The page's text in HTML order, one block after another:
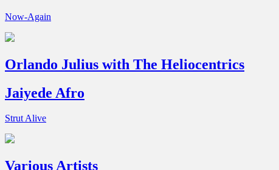
Now-Again
Orlando Julius with The Heliocentrics
Jaiyede Afro
Strut Alive
Various Artists